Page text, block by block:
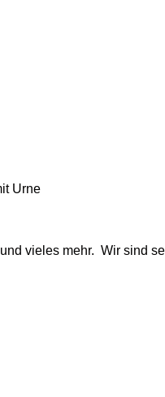
und vieles mehr. Wir sind